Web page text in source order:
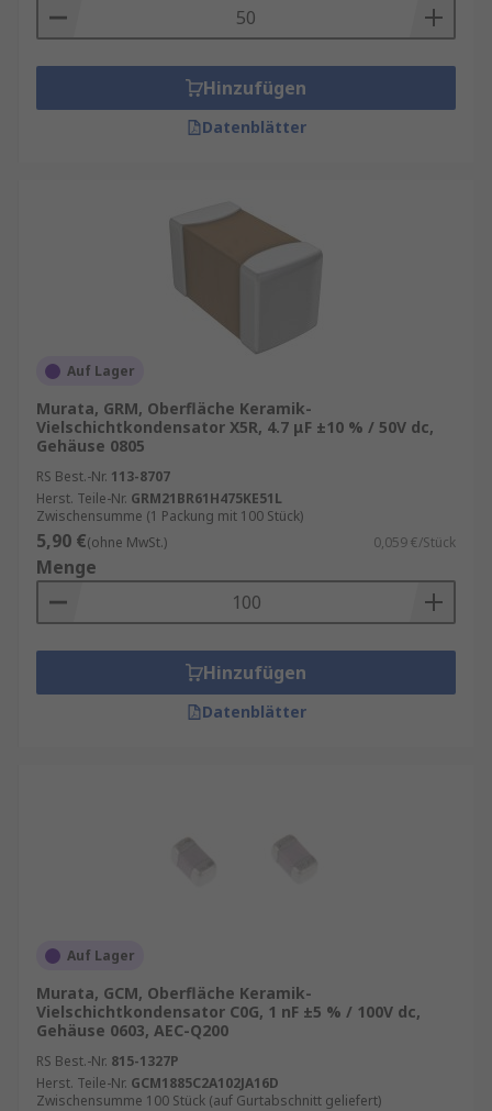
Hinzufügen
Datenblätter
Auf Lager
Murata, GRM, Oberfläche Keramik-
Vielschichtkondensator X5R, 4.7 μF ±10 % / 50V dc,
Gehäuse 0805
RS Best.-Nr. 113-8707
Herst. Teile-Nr. GRM21BR61H475KE51L
Zwischensumme (1 Packung mit 100 Stück)
5,90 €(ohne MwSt.) 0,059 €/Stück
Menge
Hinzufügen
Datenblätter
Auf Lager
Murata, GCM, Oberfläche Keramik-
Vielschichtkondensator C0G, 1 nF ±5 % / 100V dc,
Gehäuse 0603, AEC-Q200
RS Best.-Nr. 815-1327P
Herst. Teile-Nr. GCM1885C2A102JA16D
Zwischensumme 100 Stück (auf Gurtabschnitt geliefert)